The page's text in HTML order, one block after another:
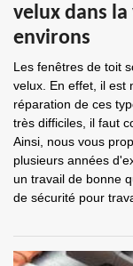
velux dans
environs
Les fenêtres de toit
velux. En effet, il est
réparation de ces
très difficiles, il faut
Ainsi, nous vous
plusieurs années
un travail de bonne
de sécurité pour